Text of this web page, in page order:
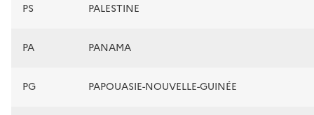
PS PALESTINE
PA PANAMA
PG PAPOUASIE-NOUVELLE-GUINÉE